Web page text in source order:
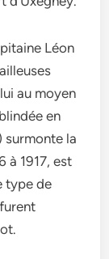
Léon
au moyen
en
surmonte la
à 1917, est
type de